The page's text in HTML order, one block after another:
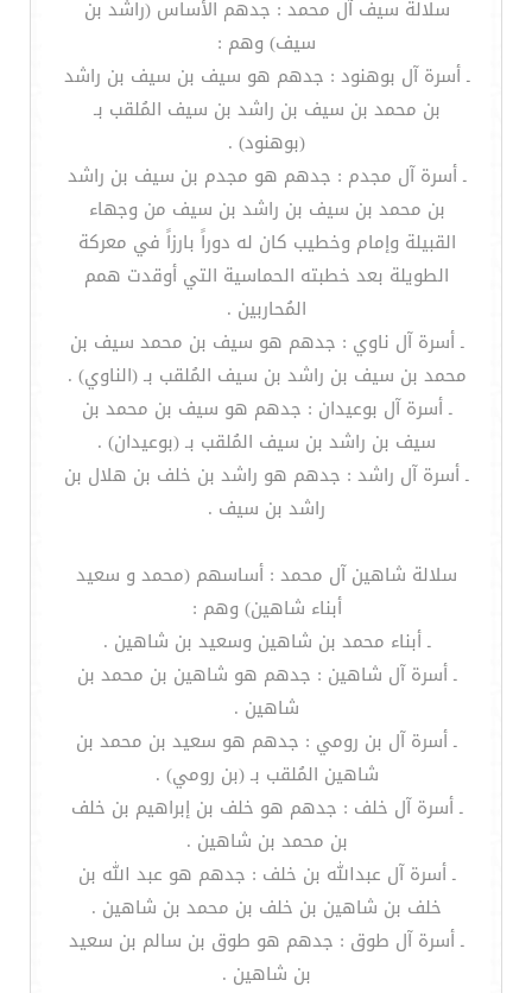
سلالة سيف آل محمد : جدهم الأساس (راشد بن
سيف) وهم :
ـ أسرة آل بوهنود : جدهم هو سيف بن سيف بن راشد
بن محمد بن سيف بن راشد بن سيف المُلقب بـ
(بوهنود) .
ـ أسرة آل مجدم : جدهم هو مجدم بن سيف بن راشد
بن محمد بن سيف بن راشد بن سيف من وجهاء
القبيلة وإمام وخطيب كان له دوراً بارزاً في معركة
الطويلة بعد خطبته الحماسية التي أوقدت همم
المُحاربين .
ـ أسرة آل ناوي : جدهم هو سيف بن محمد سيف بن
محمد بن سيف بن راشد بن سيف المُلقب بـ (الناوي) .
ـ أسرة آل بوعيدان : جدهم هو سيف بن محمد بن
سيف بن راشد بن سيف المُلقب بـ (بوعيدان) .
ـ أسرة آل راشد : جدهم هو راشد بن خلف بن هلال بن
راشد بن سيف .
سلالة شاهين آل محمد : أساسهم (محمد و سعيد
أبناء شاهين) وهم :
ـ أبناء محمد بن شاهين وسعيد بن شاهين .
ـ أسرة آل شاهين : جدهم هو شاهين بن محمد بن
شاهين .
ـ أسرة آل بن رومي : جدهم هو سعيد بن محمد بن
شاهين المُلقب بـ (بن رومي) .
ـ أسرة آل خلف : جدهم هو خلف بن إبراهيم بن خلف
بن محمد بن شاهين .
ـ أسرة آل عبدالله بن خلف : جدهم هو عبد الله بن
خلف بن شاهين بن خلف بن محمد بن شاهين .
ـ أسرة آل طوق : جدهم هو طوق بن سالم بن سعيد
بن شاهين .